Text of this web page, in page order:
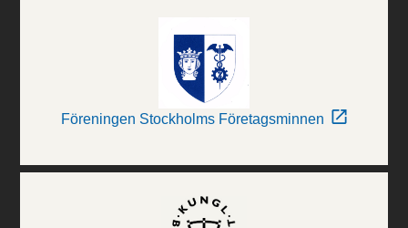
Föreningen Stockholms Företagsminnen